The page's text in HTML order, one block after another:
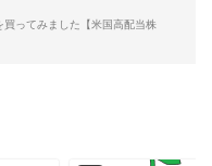
買ってみました【米国高配当株